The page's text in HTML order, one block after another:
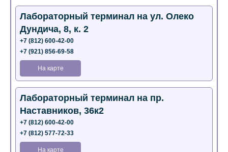
Лабораторный терминал на ул. Олеко
Дундича, 8, к. 2
+7 (812) 600-42-00
+7 (921) 856-69-58
На карте
Лабораторный терминал на пр.
Наставников, 36к2
+7 (812) 600-42-00
+7 (812) 577-72-33
На карте